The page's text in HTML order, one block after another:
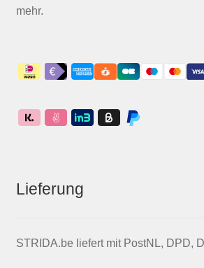
mehr.
Lieferung
STRIDA.be liefert mit PostNL, DPD,